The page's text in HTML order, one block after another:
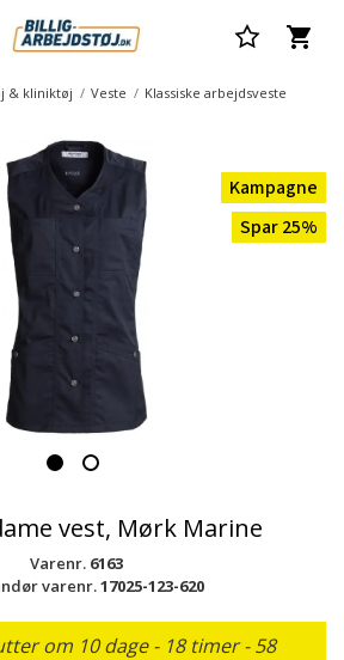
& kliniktøj Veste Klassiske arbejdsveste
Kampagne
Spar 25%
vest, Mørk Marine
Varenr. 6163
varenr.17025-123-620
om 10 dage - 18 timer - 58